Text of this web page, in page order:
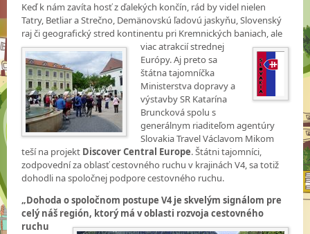
Keď k nám zavíta hosť z ďalekých končín, rád by videl nielen
Tatry, Betliar a Strečno, Demänovskú ľadovú jaskyňu, Slovenský
raj či geografický stred kontinentu pri Kremnických baniach, ale
viacatrakcií strednej
Európy. Aj preto sa
štátna tajomníčka
Ministerstva dopravy a
výstavby SR Katarína
Bruncková spolu s
generálnym riaditeľom agentúry
Slovakia Travel Václavom Mikom
teší na projekt Discover Central Europe. Štátni tajomníci,
zodpovední za oblasť cestovného ruchu v krajinách V4, sa totiž
dohodli na spoločnej podpore cestovného ruchu.
„Dohoda o spoločnom postupe V4 je skvelým signálom pre
celý náš región, ktorý má v oblasti rozvoja cestovného
ruchu